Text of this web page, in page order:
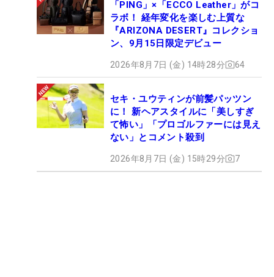
「PING」×「ECCO Leather」がコ
ラボ！ 経年変化を楽しむ上質な
『ARIZONA DESERT』コレクショ
ン、9月15日限定デビュー
2026年8月7日 (金) 14時28分 64
セキ・ユウティンが前髪パッツン
に！ 新ヘアスタイルに「美しすぎ
て怖い」「プロゴルファーには見え
ない」とコメント殺到
2026年8月7日 (金) 15時29分 7